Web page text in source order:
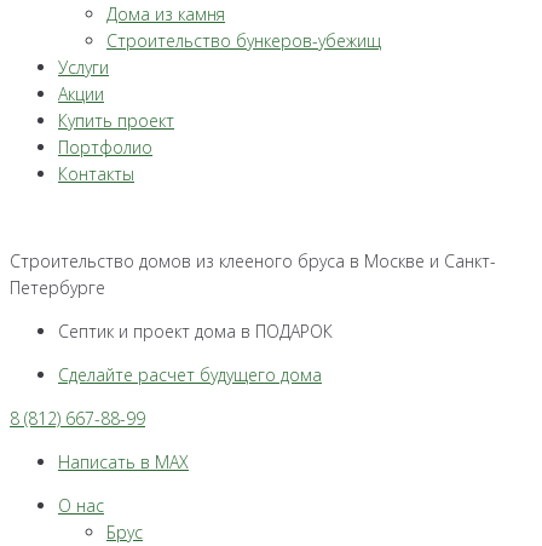
Дома из камня
Строительство бункеров-убежищ
Услуги
Акции
Купить проект
Портфолио
Контакты
Строительство домов из клееного бруса в Москве и Санкт-
Петербурге
Септик и проект дома в ПОДАРОК
Сделайте расчет будущего дома
8 (812) 667-88-99
Написать в MAX
О нас
Брус